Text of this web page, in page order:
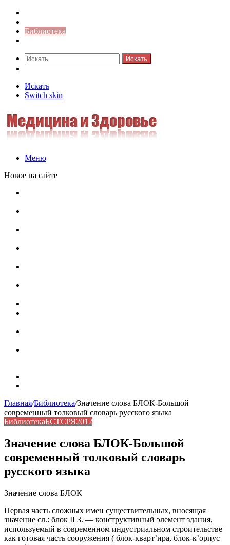
Библиотека
Искать
Искать
Switch skin
Меню
Новое на сайте
Главная/Библиотека/Значение слова БЛОК-Большой
современный толковый словарь русского языка
БиблиотекаБСТСРЯ2012
Значение слова БЛОК-Большой
современный толковый словарь
русского языка
Значение слова БЛОК
Первая часть сложных имен существительных, вносящая
значение сл.: блок II 3. — конструктивный элемент здания,
используемый в современном индустриальном строительстве
как готовая часть сооружения ( блок-кварт’ира, блок-к’орпус